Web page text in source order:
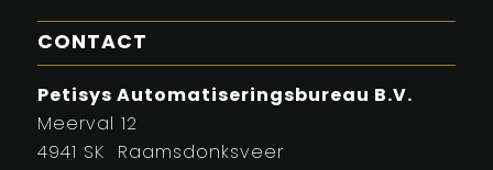
CONTACT
Petisys Automatiseringsbureau B.V.
Meerval 12
4941 SK Raamsdonksveer